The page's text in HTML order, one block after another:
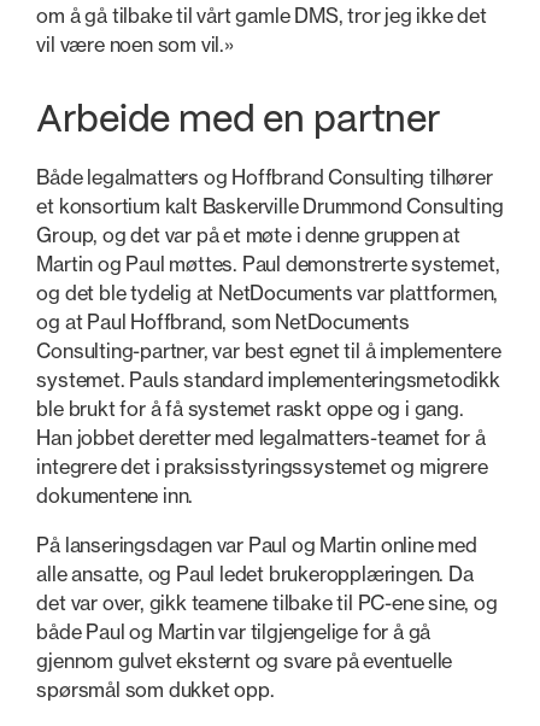
om å gå tilbake til vårt gamle DMS, tror jeg ikke det
vil være noen som vil.»
Arbeide med en partner
Både legalmatters og Hoffbrand Consulting tilhører
et konsortium kalt Baskerville Drummond Consulting
Group, og det var på et møte i denne gruppen at
Martin og Paul møttes. Paul demonstrerte systemet,
og det ble tydelig at NetDocuments var plattformen,
og at Paul Hoffbrand, som NetDocuments
Consulting-partner, var best egnet til å implementere
systemet. Pauls standard implementeringsmetodikk
ble brukt for å få systemet raskt oppe og i gang.
Han jobbet deretter med legalmatters-teamet for å
integrere det i praksisstyringssystemet og migrere
dokumentene inn.
På lanseringsdagen var Paul og Martin online med
alle ansatte, og Paul ledet brukeropplæringen. Da
det var over, gikk teamene tilbake til PC-ene sine, og
både Paul og Martin var tilgjengelige for å gå
gjennom gulvet eksternt og svare på eventuelle
spørsmål som dukket opp.